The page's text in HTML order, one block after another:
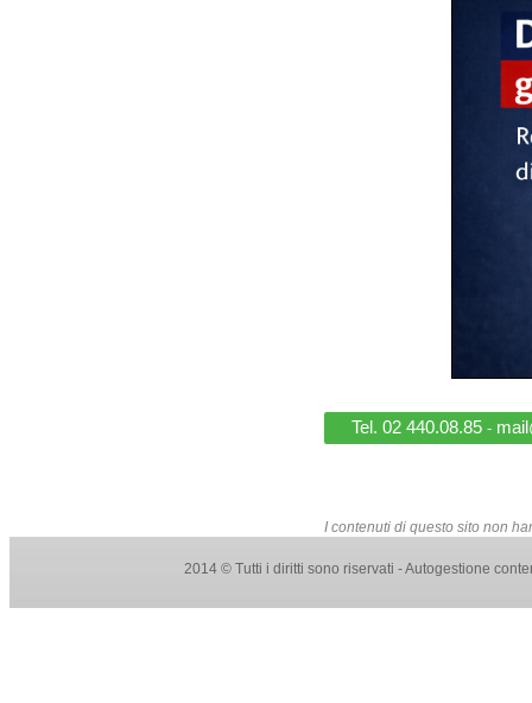
Tel. 02 440.08.85-
I contenuti di questo sito non
2014 © Tutti i diritti sono riservati - Autogestione